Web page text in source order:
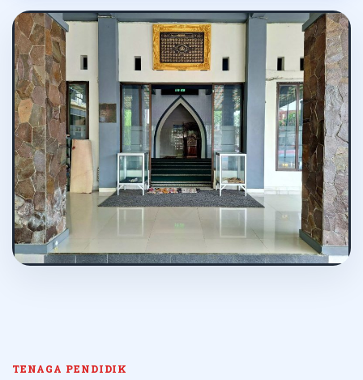
TENAGA PENDIDIK